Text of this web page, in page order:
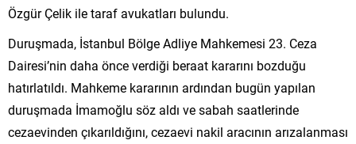
Özgür Çelik ile taraf avukatları bulundu.
Duruşmada, İstanbul Bölge Adliye Mahkemesi 23. Ceza
Dairesi’nin daha önce verdiği beraat kararını bozduğu
hatırlatıldı. Mahkeme kararının ardından bugün yapılan
duruşmada İmamoğlu söz aldı ve sabah saatlerinde
cezaevinden çıkarıldığını, cezaevi nakil aracının arızalanması